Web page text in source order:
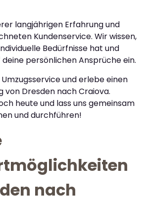
langjährigen Erfahrung und
Kundenservice. Wir wissen,
Bedürfnisse hat und
persönlichen Ansprüche ein.
und erlebe einen
von Dresden nach Craiova.
heute und lass uns gemeinsam
und durchführen!
nach